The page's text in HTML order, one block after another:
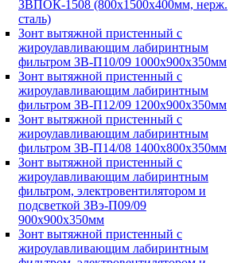
ЗВПОК-1508 (800х1500х400мм, нерж.
сталь)
Зонт вытяжной пристенный с
жироулавливающим лабиринтным
фильтром ЗВ-П10/09 1000х900х350мм
Зонт вытяжной пристенный с
жироулавливающим лабиринтным
фильтром ЗВ-П12/09 1200х900х350мм
Зонт вытяжной пристенный с
жироулавливающим лабиринтным
фильтром ЗВ-П14/08 1400х800х350мм
Зонт вытяжной пристенный с
жироулавливающим лабиринтным
фильтром, электровентилятором и
подсветкой ЗВэ-П09/09
900х900х350мм
Зонт вытяжной пристенный с
жироулавливающим лабиринтным